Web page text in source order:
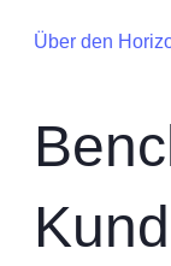
Über den